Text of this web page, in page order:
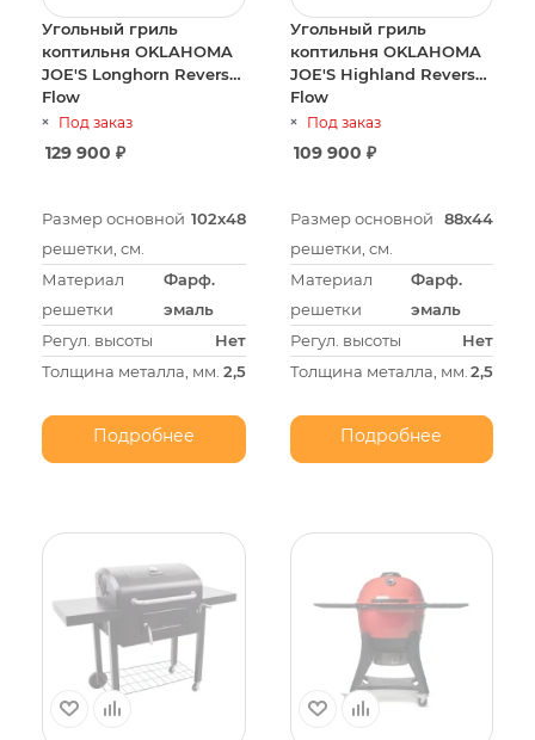
Угольный гриль
коптильня OKLAHOMA
JOE'S Longhorn Reverse
Flow
Под заказ
129 900 ₽
Размер основной
решетки, см.
102х48
Материал
решетки
Фарф.
эмаль
Регул. высоты
Нет
Толщина металла, мм. 2,5
Подробнее
Угольный гриль
коптильня OKLAHOMA
JOE'S Highland Reverse
Flow
Под заказ
109 900 ₽
Размер основной
решетки, см.
88х44
Материал
решетки
Фарф.
эмаль
Регул. высоты
Нет
Толщина металла, мм. 2,5
Подробнее